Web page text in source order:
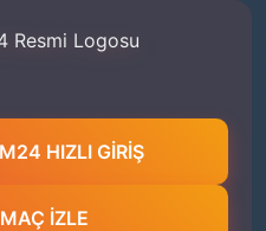
HIZLI GİRİŞ
İZLE